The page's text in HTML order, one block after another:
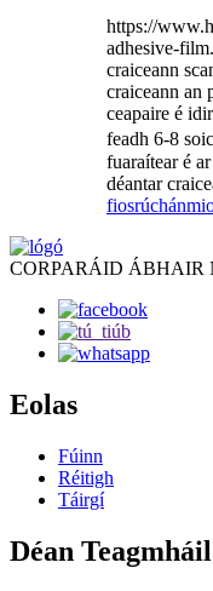
https://
adhesive-
craiceann
craiceann an
ceapaire é
feadh 6-8
fuaraítear é
déantar
fiosrúchán
CORPARÁID ÁBHAIR
Eolas
Fúinn
Réitigh
Táirgí
Déan